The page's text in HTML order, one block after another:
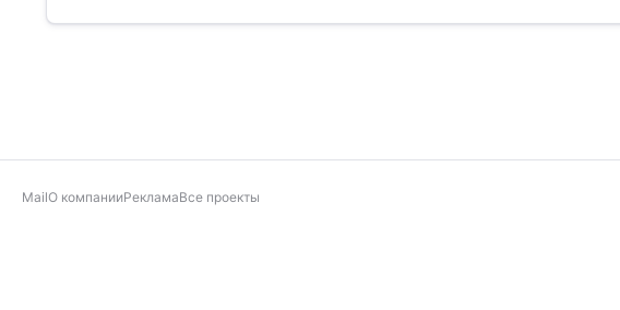
MailО компанииРекламаВсе проекты